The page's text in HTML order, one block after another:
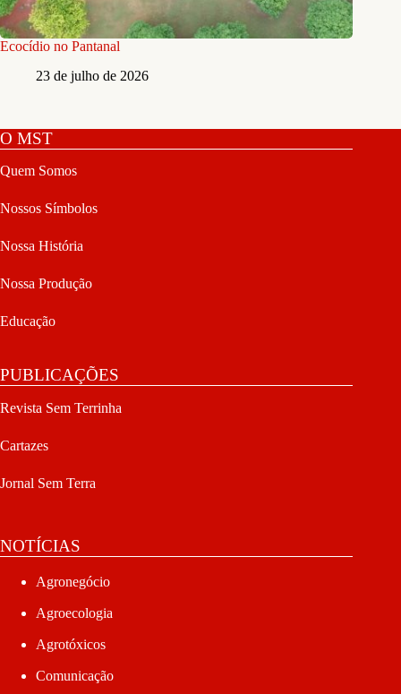
Ecocídio no Pantanal
23 de julho de 2026
O MST
Quem Somos
Nossos Símbolos
Nossa História
Nossa Produção
Educação
PUBLICAÇÕES
Revista Sem Terrinha
Cartazes
Jornal Sem Terra
NOTÍCIAS
Agronegócio
Agroecologia
Agrotóxicos
Comunicação